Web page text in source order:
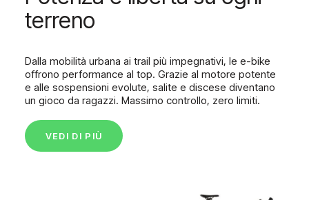
terreno
Dalla mobilità urbana ai trail più impegnativi, le e-bike
offrono performance al top. Grazie al motore potente
e alle sospensioni evolute, salite e discese diventano
un gioco da ragazzi. Massimo controllo, zero limiti.
VEDI DI PIÙ